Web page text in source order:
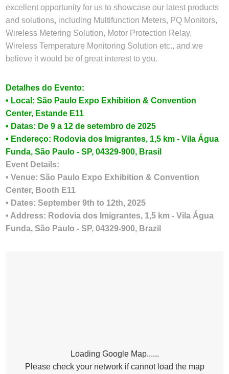
excellent opportunity for us to showcase our latest products
and solutions, including Multifunction Meters, PQ Monitors,
Wireless Metering Solution, Motor Protection Relay,
Wireless Temperature Monitoring Solution etc., and we
believe it would be of great interest to you.
Detalhes do Evento:
• Local: São Paulo Expo Exhibition & Convention
Center, Estande E11
• Datas: De 9 a 12 de setembro de 2025
• Endereço: Rodovia dos Imigrantes, 1,5 km - Vila Água
Funda, São Paulo - SP, 04329-900, Brasil
Event Details:
• Venue: São Paulo Expo Exhibition & Convention
Center, Booth E11
• Dates: September 9th to 12th, 2025
• Address: Rodovia dos Imigrantes, 1,5 km - Vila Água
Funda, São Paulo - SP, 04329-900, Brazil
Loading Google Map......
Please check your network if cannot load the map